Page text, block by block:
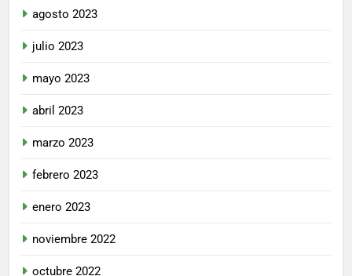
agosto 2023
julio 2023
mayo 2023
abril 2023
marzo 2023
febrero 2023
enero 2023
noviembre 2022
octubre 2022